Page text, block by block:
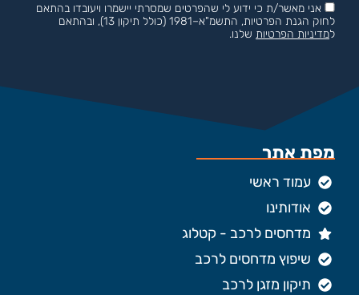
אני מאשר/ת כי ידוע לי שהפרטים שמסרתי יישמרו ויעובדו בהתאם
לחוק הגנת הפרטיות, התשמ"א–1981 (כולל תיקון 13), ובהתאם
למדיניות הפרטיותשלנו.
מפת אתר
עמוד ראשי
אודותינו
מדחסים לרכב - קטלוג
שיפוץ מדחסים לרכב
תיקון מזגן לרכב